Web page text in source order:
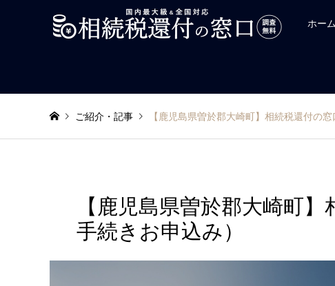
ホーム
ご紹介・記事 【鹿児島県曽於郡大崎町】相続税還付の
【鹿児島県曽於郡大崎町
手続きお申込み）